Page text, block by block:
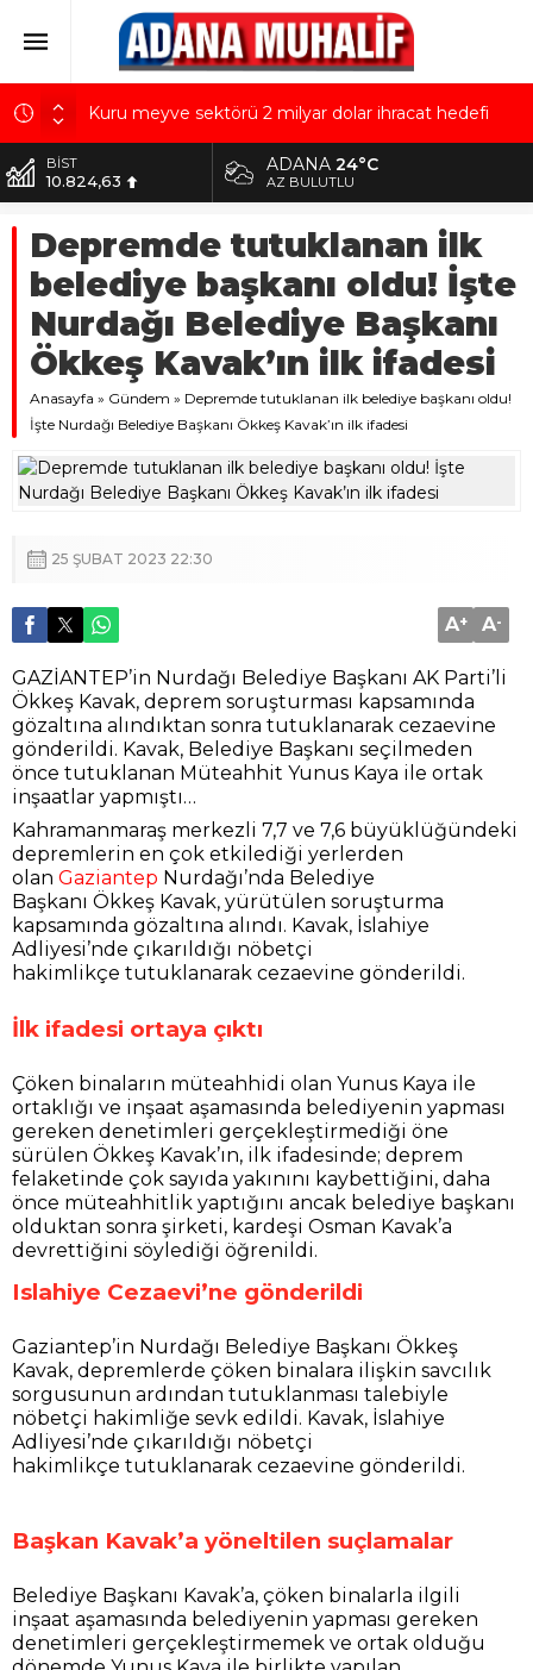
Kuru meyve sektörü 2 milyar dolar ihracat hedefi
Mobilya ihracatında Avrupa ivmesi
Göz için “Akıllı Mercek” herkes için uygun mu?
Devletin iki bilançosu: Görünen bütçe, bütçe dışı
riskler ve hazineyi bekleyen yük
‘Devlette para yok!’ yalanı
BİST
10.824,63
42,2340
EURO
48,8802
ALTIN
5.629,56
ADANA24°C
AZ BULUTLU
Depremde tutuklanan ilk
belediye başkanı oldu! İşte
Nurdağı Belediye Başkanı
Ökkeş Kavak’ın ilk ifadesi
Anasayfa » Gündem » Depremde tutuklanan ilk belediye başkanı oldu!
İşte Nurdağı Belediye Başkanı Ökkeş Kavak’ın ilk ifadesi
25 ŞUBAT 2023 22:30
A+ A-
GAZİANTEP’in Nurdağı Belediye Başkanı AK Parti’li
Ökkeş Kavak, deprem soruşturması kapsamında
gözaltına alındıktan sonra tutuklanarak cezaevine
gönderildi. Kavak, Belediye Başkanı seçilmeden
önce tutuklanan Müteahhit Yunus Kaya ile ortak
inşaatlar yapmıştı…
Kahramanmaraş merkezli 7,7 ve 7,6 büyüklüğündeki
depremlerin en çok etkilediği yerlerden
olan Gaziantep Nurdağı’nda Belediye
Başkanı Ökkeş Kavak, yürütülen soruşturma
kapsamında gözaltına alındı. Kavak, İslahiye
Adliyesi’nde çıkarıldığı nöbetçi
hakimlikçe tutuklanarak cezaevine gönderildi.
İlk ifadesi ortaya çıktı
Çöken binaların müteahhidi olan Yunus Kaya ile
ortaklığı ve inşaat aşamasında belediyenin yapması
gereken denetimleri gerçekleştirmediği öne
sürülen Ökkeş Kavak’ın, ilk ifadesinde; deprem
felaketinde çok sayıda yakınını kaybettiğini, daha
önce müteahhitlik yaptığını ancak belediye başkanı
olduktan sonra şirketi, kardeşi Osman Kavak’a
devrettiğini söylediği öğrenildi.
Islahiye Cezaevi’ne gönderildi
Gaziantep’in Nurdağı Belediye Başkanı Ökkeş
Kavak, depremlerde çöken binalara ilişkin savcılık
sorgusunun ardından tutuklanması talebiyle
nöbetçi hakimliğe sevk edildi. Kavak, İslahiye
Adliyesi’nde çıkarıldığı nöbetçi
hakimlikçe tutuklanarak cezaevine gönderildi.
Başkan Kavak’a yöneltilen suçlamalar
Belediye Başkanı Kavak’a, çöken binalarla ilgili
inşaat aşamasında belediyenin yapması gereken
denetimleri gerçekleştirmemek ve ortak olduğu